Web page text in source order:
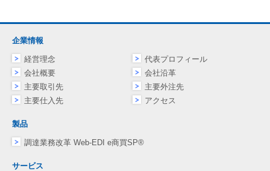
企業情報
経営理念
代表プロフィール
会社概要
会社沿革
主要取引先
主要外注先
主要仕入先
アクセス
製品
調達業務改革 Web-EDI e商買SP®
サービス